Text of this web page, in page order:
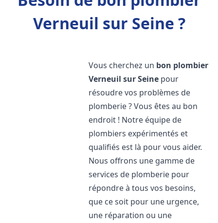
Verneuil sur Seine ?
Vous cherchez un bon plombier
Verneuil sur Seine pour
résoudre vos problèmes de
plomberie ? Vous êtes au bon
endroit ! Notre équipe de
plombiers expérimentés et
qualifiés est là pour vous aider.
Nous offrons une gamme de
services de plomberie pour
répondre à tous vos besoins,
que ce soit pour une urgence,
une réparation ou une